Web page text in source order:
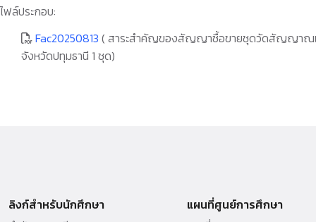
ไฟล์ประกอบ:
Fac20250813( สาระสำคัญของสัญญาซื้อขายชุดวัดสัญญาณแ
จังหวัดปทุมธานี 1 ชุด)
ลิงก์สำหรับนักศึกษา แผนที่ศูนย์การศึกษา